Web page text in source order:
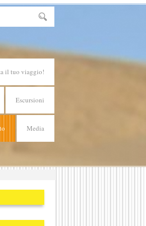
il tuo viaggio!
Escursioni
Media